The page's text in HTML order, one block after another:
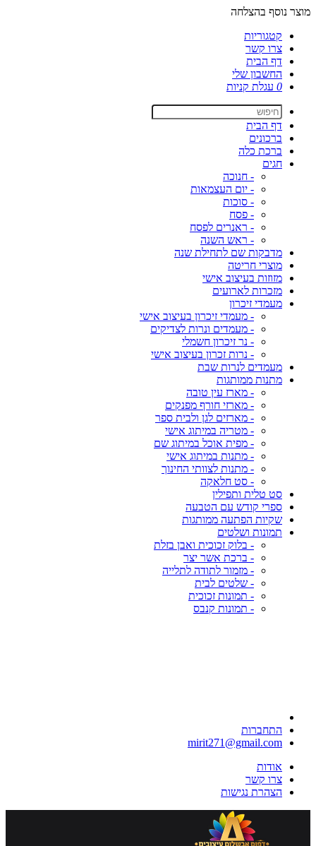
מוצר נוסף בהצלחה
קטגוריות
צרו קשר
דף הבית
החשבון שלי
0 עגלת קניות
דף הבית
ברכונים
ברכת כלה
חגים
- חנוכה
- יום העצמאות
- סוכות
- פסח
- ראנרים לפסח
- ראש השנה
מדבקות שם לתחילת שנה
מוצרי חריטה
מזוזות בעיצוב אישי
מזכרות לארועים
מעמדי זיכרון
- מעמדי זיכרון בעיצוב אישי
- מעמדים ונרות לצדיקים
- נר זיכרון חשמלי
- נרות זכרון בעיצוב אישי
מעמדים לנרות שבת
מתנות ממותגות
- מארז עין טובה
- מארזי חורף מפנקים
- מארזים לגן ולבית ספר
- מטריה במיתוג אישי
- מפית אוכל במיתוג שם
- מתנות במיתוג אישי
- מתנות לצוותי החינוך
- סט חלאקה
סט טלית ותפילין
ספרי קודש עם הטבעה
שקיות הפתעה ממותגות
תמונות ושלטים
- בלוק זכוכית ואבן בזלת
- ברכת אשר יצר
- מזמור לתודה לתלייה
- שלטים לבית
- תמונות זכוכית
- תמונות קנבס
התחברות
mirit271@gmail.com
אודות
צרו קשר
הצהרת נגישות